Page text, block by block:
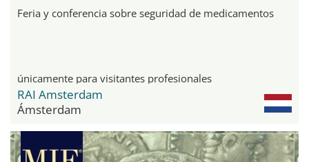
Feria y conferencia sobre seguridad de medicamentos
únicamente para visitantes profesionales
RAI Amsterdam
Ámsterdam